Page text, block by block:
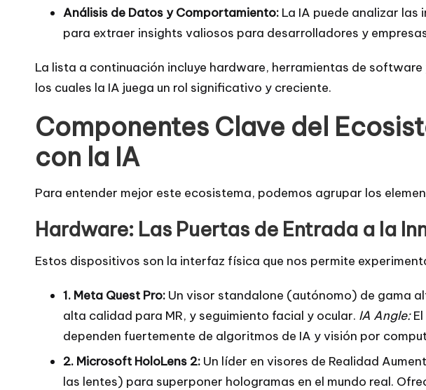
Análisis de Datos y Comportamiento: La IA puede analizar
para extraer insights valiosos para desarrolladores y
La lista a continuación incluye hardware, herramientas de
los cuales la IA juega un rol significativo y creciente.
Componentes Clave del
con la IA
Para entender mejor este ecosistema, podemos agrupar los
Hardware: Las Puertas de Entrada a la
Estos dispositivos son la interfaz física que nos permite
1. Meta Quest Pro: Un visor standalone (autónomo) de gama
alta calidad para MR, y seguimiento facial y ocular. IA Angle:El
dependen fuertemente de algoritmos de IA y visión por
2. Microsoft HoloLens 2: Un líder en visores de Realidad
las lentes) para superponer hologramas en el mundo real.